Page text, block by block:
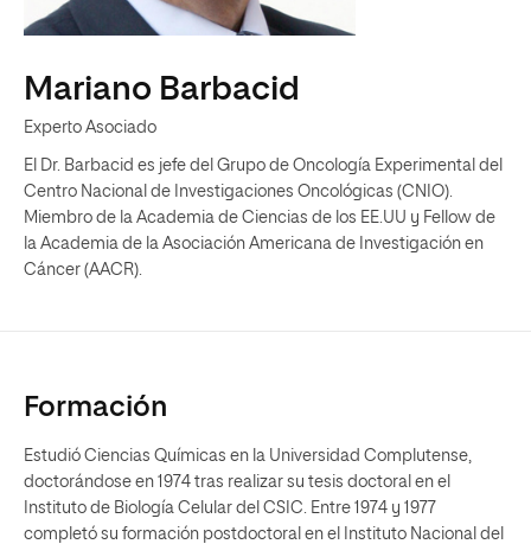
Mariano Barbacid
Experto Asociado
El Dr. Barbacid es jefe del Grupo de Oncología Experimental del
Centro Nacional de Investigaciones Oncológicas (CNIO).
Miembro de la Academia de Ciencias de los EE.UU y Fellow de
la Academia de la Asociación Americana de Investigación en
Cáncer (AACR).
Formación
Estudió Ciencias Químicas en la Universidad Complutense,
doctorándose en 1974 tras realizar su tesis doctoral en el
Instituto de Biología Celular del CSIC. Entre 1974 y 1977
completó su formación postdoctoral en el Instituto Nacional del